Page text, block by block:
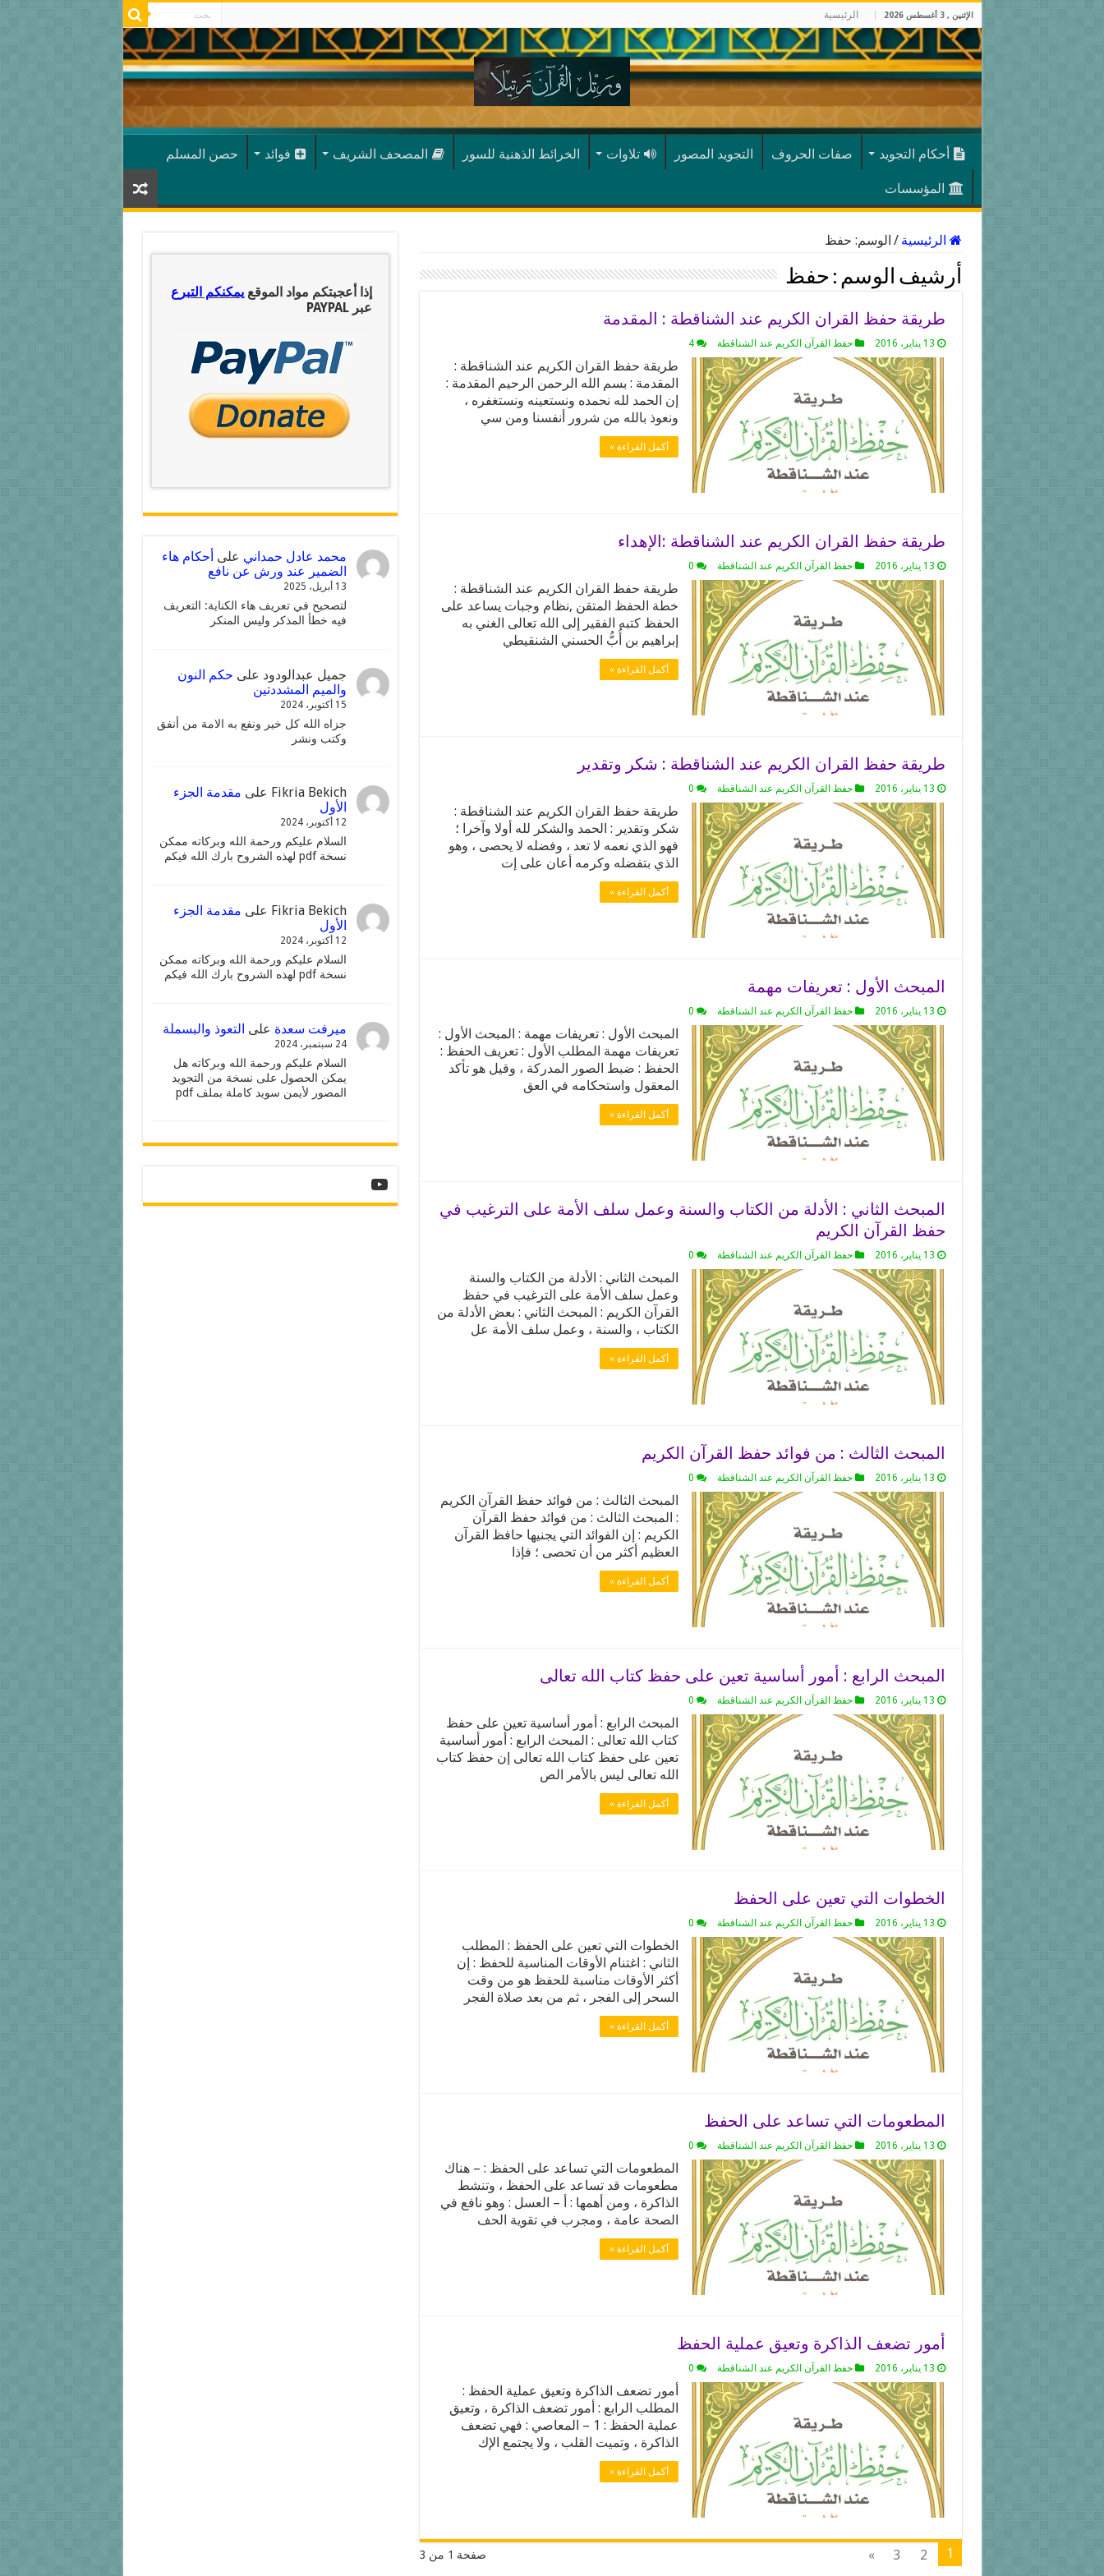
الإثنين , 3 أغسطس 2026 الرئيسية
أحكام التجويد صفات الحروف التجويد المصور تلاوات الخرائط الذهنية للسور المصحف الشريف فوائد حصن المسلم
المؤسسات
الرئيسية / الوسم: حفظ
أرشيف الوسم : حفظ
طريقة حفظ القران الكريم عند الشناقطة : المقدمة
13 يناير، 2016 حفظ القرآن الكريم عند الشناقطة 4
طريقة حفظ القران الكريم عند الشناقطة :
المقدمة : بسم الله الرحمن الرحيم المقدمة :
إن الحمد لله نحمده ونستعينه ونستغفره ،
ونعوذ بالله من شرور أنفسنا ومن سي
أكمل القراءة »
طريقة حفظ القران الكريم عند الشناقطة :الإهداء
13 يناير، 2016 حفظ القرآن الكريم عند الشناقطة 0
طريقة حفظ القران الكريم عند الشناقطة :
خطة الحفظ المتقن ,نظام وجبات يساعد على
الحفظ كتبه الفقير إلى الله تعالى الغني به
إبراهيم بن أُبُّ الحسني الشنقيطي
أكمل القراءة »
طريقة حفظ القران الكريم عند الشناقطة : شكر وتقدير
13 يناير، 2016 حفظ القرآن الكريم عند الشناقطة 0
طريقة حفظ القران الكريم عند الشناقطة :
شكر وتقدير : الحمد والشكر لله أولا وآخرا ؛
فهو الذي نعمه لا تعد ، وفضله لا يحصى ، وهو
الذي بتفضله وكرمه أعان على إت
أكمل القراءة »
المبحث الأول : تعريفات مهمة
13 يناير، 2016 حفظ القرآن الكريم عند الشناقطة 0
المبحث الأول : تعريفات مهمة : المبحث الأول :
تعريفات مهمة المطلب الأول : تعريف الحفظ :
الحفظ : ضبط الصور المدركة ، وقيل هو تأكد
المعقول واستحكامه في العق
أكمل القراءة »
المبحث الثاني : الأدلة من الكتاب والسنة وعمل سلف الأمة على الترغيب في
حفظ القرآن الكريم
13 يناير، 2016 حفظ القرآن الكريم عند الشناقطة 0
المبحث الثاني : الأدلة من الكتاب والسنة
وعمل سلف الأمة على الترغيب في حفظ
القرآن الكريم : المبحث الثاني : بعض الأدلة من
الكتاب ، والسنة ، وعمل سلف الأمة عل
أكمل القراءة »
المبحث الثالث : من فوائد حفظ القرآن الكريم
13 يناير، 2016 حفظ القرآن الكريم عند الشناقطة 0
المبحث الثالث : من فوائد حفظ القرآن الكريم
: المبحث الثالث : من فوائد حفظ القرآن
الكريم : إن الفوائد التي يجنيها حافظ القرآن
العظيم أكثر من أن تحصى ؛ فإذا
أكمل القراءة »
المبحث الرابع : أمور أساسية تعين على حفظ كتاب الله تعالى
13 يناير، 2016 حفظ القرآن الكريم عند الشناقطة 0
المبحث الرابع : أمور أساسية تعين على حفظ
كتاب الله تعالى : المبحث الرابع : أمور أساسية
تعين على حفظ كتاب الله تعالى إن حفظ كتاب
الله تعالى ليس بالأمر الص
أكمل القراءة »
الخطوات التي تعين على الحفظ
13 يناير، 2016 حفظ القرآن الكريم عند الشناقطة 0
الخطوات التي تعين على الحفظ : المطلب
الثاني : اغتنام الأوقات المناسبة للحفظ : إن
أكثر الأوقات مناسبة للحفظ هو من وقت
السحر إلى الفجر ، ثم من بعد صلاة الفجر
أكمل القراءة »
المطعومات التي تساعد على الحفظ
13 يناير، 2016 حفظ القرآن الكريم عند الشناقطة 0
المطعومات التي تساعد على الحفظ : – هناك
مطعومات قد تساعد على الحفظ ، وتنشط
الذاكرة ، ومن أهمها : أ – العسل : وهو نافع في
الصحة عامة ، ومجرب في تقوية الحف
أكمل القراءة »
أمور تضعف الذاكرة وتعيق عملية الحفظ
13 يناير، 2016 حفظ القرآن الكريم عند الشناقطة 0
أمور تضعف الذاكرة وتعيق عملية الحفظ :
المطلب الرابع : أمور تضعف الذاكرة ، وتعيق
عملية الحفظ : 1 – المعاصي : فهي تضعف
الذاكرة ، وتميت القلب ، ولا يجتمع الإك
أكمل القراءة »
صفحة 1 من 3 1
2
3
»
إذا أعجبتكم مواد الموقع يمكنكم التبرع
عبر PAYPAL
محمد عادل حمداني على أحكام هاء
الضمير عند ورش عن نافع
13 أبريل، 2025
لتصحيح في تعريف هاء الكناية: التعريف
فيه خطأ المذكر وليس المنكر
جميل عبدالودود على حكم النون
والميم المشددتين
15 أكتوبر، 2024
جزاه الله كل خير ونفع به الامة من أنفق
وكتب ونشر
Fikria Bekich على مقدمة الجزء
الأول
12 أكتوبر، 2024
السلام عليكم ورحمة الله وبركاته ممكن
نسخة pdf لهذه الشروح بارك الله فيكم
Fikria Bekich على مقدمة الجزء
الأول
12 أكتوبر، 2024
السلام عليكم ورحمة الله وبركاته ممكن
نسخة pdf لهذه الشروح بارك الله فيكم
ميرفت سعدة على التعوذ والبسملة
24 سبتمبر، 2024
السلام عليكم ورحمة الله وبركاته هل
يمكن الحصول على نسخة من التجويد
المصور لأيمن سويد كاملة بملف pdf